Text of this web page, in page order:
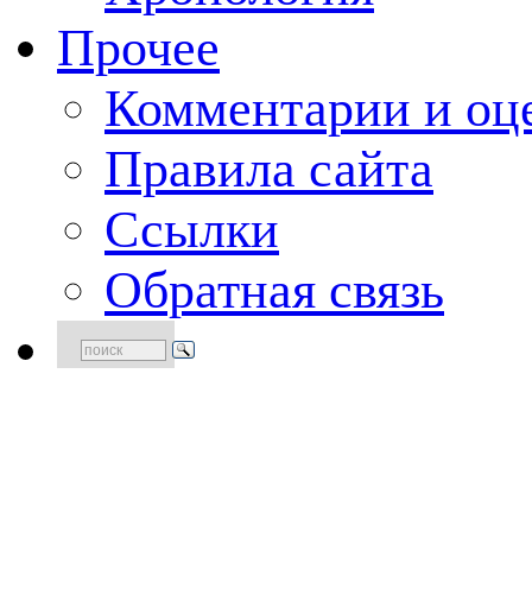
Прочее
Комментарии и
Правила сайта
Ссылки
Обратная связь